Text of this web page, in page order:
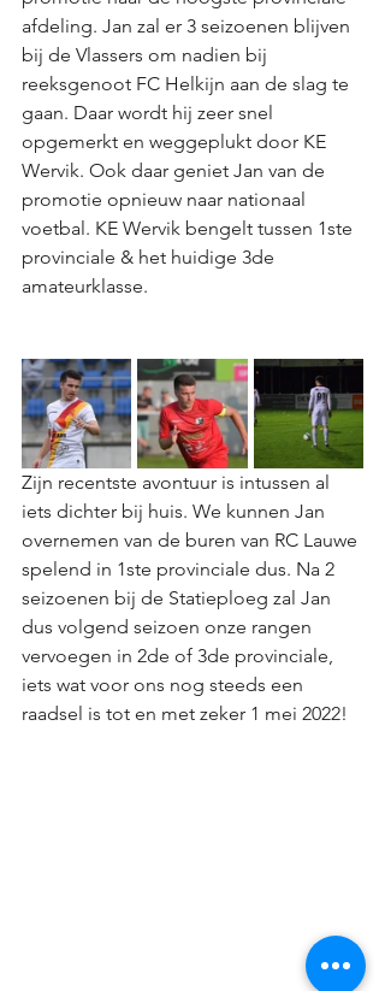
afdeling. Jan zal er 3 seizoenen blijven
bij de Vlassers om nadien bij
reeksgenoot FC Helkijn aan de slag te
gaan. Daar wordt hij zeer snel
opgemerkt en weggeplukt door KE
Wervik. Ook daar geniet Jan van de
promotie opnieuw naar nationaal
voetbal. KE Wervik bengelt tussen 1ste
provinciale & het huidige 3de
amateurklasse.
Zijn recentste avontuur is intussen al
iets dichter bij huis. We kunnen Jan
overnemen van de buren van RC Lauwe
spelend in 1ste provinciale dus. Na 2
seizoenen bij de Statieploeg zal Jan
dus volgend seizoen onze rangen
vervoegen in 2de of 3de provinciale,
iets wat voor ons nog steeds een
raadsel is tot en met zeker 1 mei 2022!